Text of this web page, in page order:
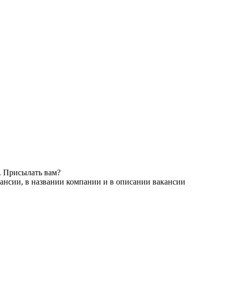
Присылать вам?
в названии компании и в описании вакансии